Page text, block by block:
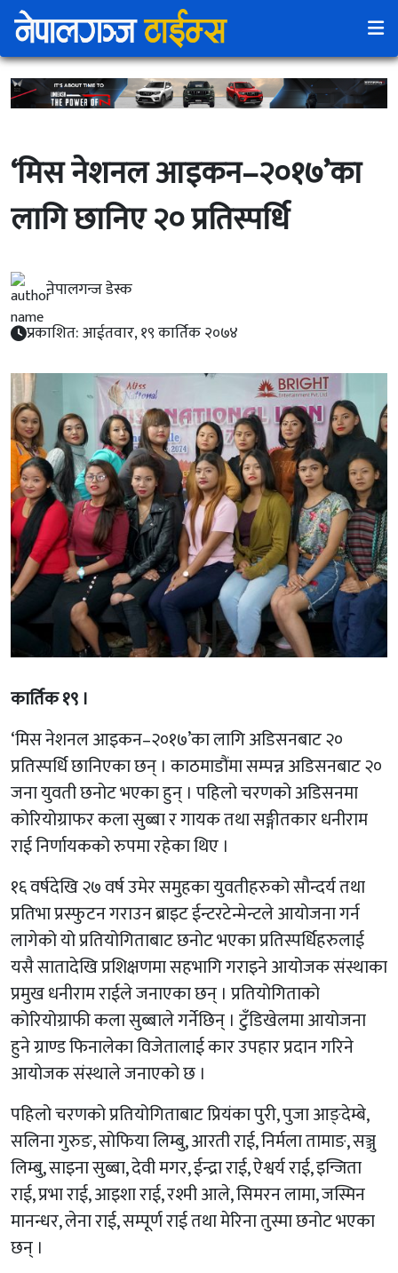
‘मिस नेशनल आइकन–२०१७’का
लागि छानिए २० प्रतिस्पर्धि
नेपालगन्ज डेस्क
प्रकाशित: आईतवार, १९ कार्तिक २०७४
कार्तिक १९ ।
‘मिस नेशनल आइकन–२०१७’का लागि अडिसनबाट २०
प्रतिस्पर्धि छानिएका छन् । काठमाडौंमा सम्पन्न अडिसनबाट २०
जना युवती छनोट भएका हुन् । पहिलो चरणको अडिसनमा
कोरियोग्राफर कला सुब्बा र गायक तथा सङ्गीतकार धनीराम
राई निर्णायकको रुपमा रहेका थिए ।
१६ वर्षदेखि २७ वर्ष उमेर समुहका युवतीहरुको सौन्दर्य तथा
प्रतिभा प्रस्फुटन गराउन ब्राइट ईन्टरटेन्मेन्टले आयोजना गर्न
लागेको यो प्रतियोगिताबाट छनोट भएका प्रतिस्पर्धिहरुलाई
यसै सातादेखि प्रशिक्षणमा सहभागि गराइने आयोजक संस्थाका
प्रमुख धनीराम राईले जनाएका छन् । प्रतियोगिताको
कोरियोग्राफी कला सुब्बाले गर्नेछिन् । टुँडिखेलमा आयोजना
हुने ग्राण्ड फिनालेका विजेतालाई कार उपहार प्रदान गरिने
आयोजक संस्थाले जनाएको छ ।
पहिलो चरणको प्रतियोगिताबाट प्रियंका पुरी, पुजा आङ्देम्बे,
सलिना गुरुङ, सोफिया लिम्बु, आरती राई, निर्मला तामाङ, सञ्जु
लिम्बु, साइना सुब्बा, देवी मगर, ईन्द्रा राई, ऐश्वर्य राई, इन्जिता
राई, प्रभा राई, आइशा राई, रश्मी आले, सिमरन लामा, जस्मिन
मानन्धर, लेना राई, सम्पूर्ण राई तथा मेरिना तुस्मा छनोट भएका
छन् ।